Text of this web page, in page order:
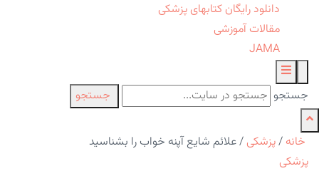
دانلود رایگان کتابهای پزشکی
مقالات آموزشی
JAMA
جستجو جستجو
خانه /پزشکی /علائم شایع آپنه خواب را بشناسید
پزشکی